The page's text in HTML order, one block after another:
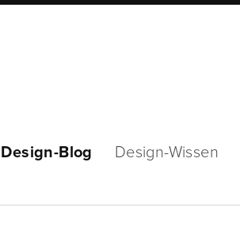
Design-Blog Design-Wissen